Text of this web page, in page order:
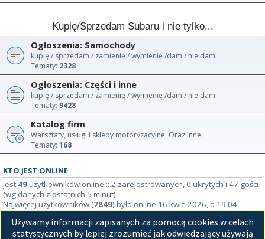
Kupię/Sprzedam Subaru i nie tylko...
Ogłoszenia: Samochody
kupię / sprzedam / zamienię / wymienię /dam / nie dam
Tematy: 2328
Ogłoszenia: Części i inne
kupię / sprzedam / zamienię / wymienię /dam / nie dam
Tematy: 9428
Katalog firm
Warsztaty, usługi i sklepy motoryzacyjne. Oraz inne.
Tematy: 168
KTO JEST ONLINE
Jest 49użytkowników online :: 2 zarejestrowanych, 0 ukrytych i 47 gości
(wg danych z ostatnich 5 minut)
Najwięcej użytkowników (7849) było online 16 kwie 2026, o 19:04
STATYSTYKI
Używamy informacji zapisanych za pomocą cookies w celach
statystycznych by lepiej zrozumieć jak odwiedzający używają